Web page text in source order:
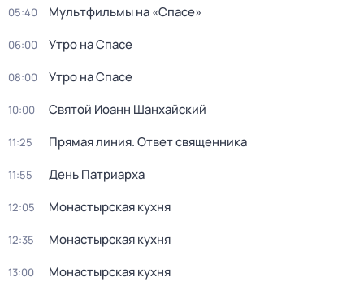
05:40 Мультфильмы на «Спасе»
06:00 Утро на Спасе
08:00 Утро на Спасе
10:00 Святой Иоанн Шанхайский
11:25 Прямая линия. Ответ священника
11:55 День Патриарха
12:05 Монастырская кухня
12:35 Монастырская кухня
13:00 Монастырская кухня